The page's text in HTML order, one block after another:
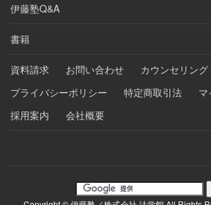
伊藤塾Q&A
書籍
資料請求 お問い合わせ
カウンセリング
プライバシーポリシー
特定商取引法
採用案内
会社概要